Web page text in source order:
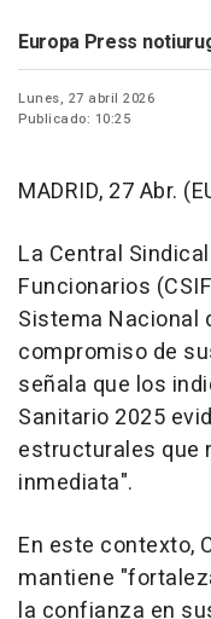
Europa Press
Lunes, 27 abril 2026
Publicado: 10:25
MADRID, 27 Abr.
La Central
Funcionarios
Sistema Nacional
compromiso de
señala que los
Sanitario 2025
estructurales que
inmediata".
En este contexto,
mantiene
la confianza en